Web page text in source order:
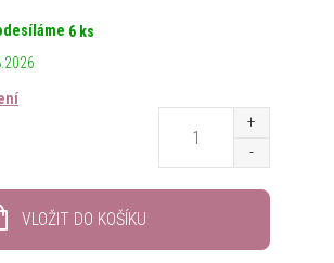
6 ks
VLOŽIT DO KOŠÍKU